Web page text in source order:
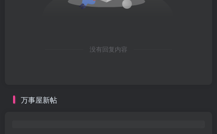
没有回复内容
万事屋新帖